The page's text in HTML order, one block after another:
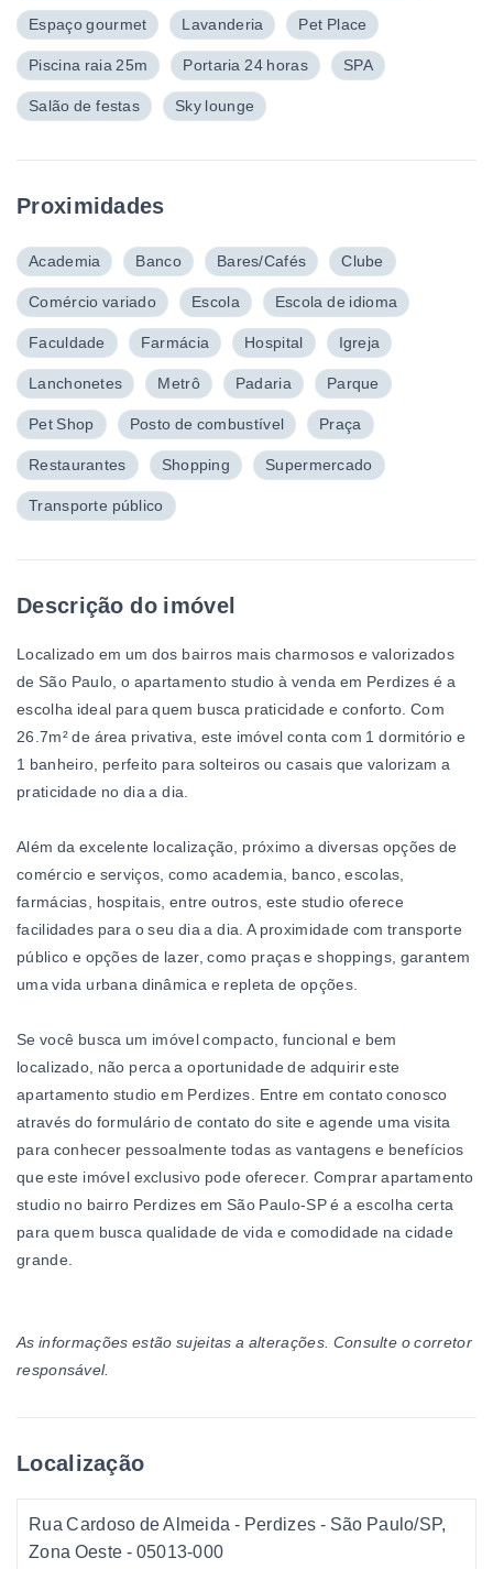
Espaço gourmet Lavanderia Pet Place
Piscina raia 25m Portaria 24 horas SPA
Salão de festas Sky lounge
Proximidades
Academia Banco Bares/Cafés Clube
Comércio variado Escola Escola de idioma
Faculdade Farmácia Hospital Igreja
Lanchonetes Metrô Padaria Parque
Pet Shop Posto de combustível Praça
Restaurantes Shopping Supermercado
Transporte público
Descrição do imóvel
Localizado em um dos bairros mais charmosos e valorizados
de São Paulo, o apartamento studio à venda em Perdizes é a
escolha ideal para quem busca praticidade e conforto. Com
26.7m² de área privativa, este imóvel conta com 1 dormitório e
1 banheiro, perfeito para solteiros ou casais que valorizam a
praticidade no dia a dia.
Além da excelente localização, próximo a diversas opções de
comércio e serviços, como academia, banco, escolas,
farmácias, hospitais, entre outros, este studio oferece
facilidades para o seu dia a dia. A proximidade com transporte
público e opções de lazer, como praças e shoppings, garantem
uma vida urbana dinâmica e repleta de opções.
Se você busca um imóvel compacto, funcional e bem
localizado, não perca a oportunidade de adquirir este
apartamento studio em Perdizes. Entre em contato conosco
através do formulário de contato do site e agende uma visita
para conhecer pessoalmente todas as vantagens e benefícios
que este imóvel exclusivo pode oferecer. Comprar apartamento
studio no bairro Perdizes em São Paulo-SP é a escolha certa
para quem busca qualidade de vida e comodidade na cidade
grande.
As informações estão sujeitas a alterações. Consulte o corretor
responsável.
Localização
Rua Cardoso de Almeida - Perdizes - São Paulo/SP,
Zona Oeste - 05013-000